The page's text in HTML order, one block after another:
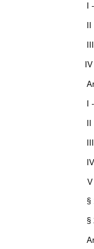
I
II
IV - outros
I
II
V
§
§